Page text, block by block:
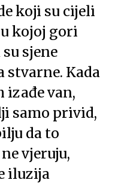
koji su cijeli
kojoj gori
sjene
stvarne. Kada
izađe van,
samo privid,
da to
vjeruju,
iluzija